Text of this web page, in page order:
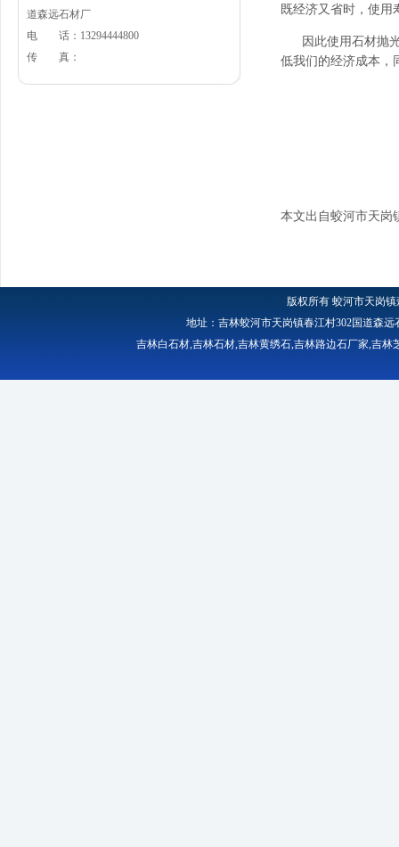
道森远石材厂
电 话：13294444800
传 真：
既经济又省时，使用
因此使用石材抛光
低我们的经济成本，
本文出自蛟河市天岗
版权所有蛟河市天岗
地址：吉林蛟河市天岗镇春江村302国道森远
吉林白石材,吉林石材,吉林黄绣石,吉林路边石厂家,吉林